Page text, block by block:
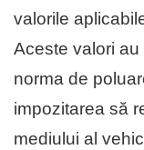
valorile
Aceste valori
norma de
impozitarea să
mediului al